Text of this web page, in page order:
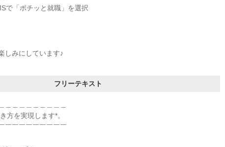
で「ポチッと就職」を選択
しみにしています♪
フリーテキスト
方を実現します*。
￣￣￣￣￣￣￣￣￣